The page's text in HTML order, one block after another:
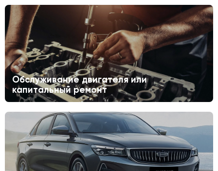
Обслуживание двигателя или
капитальный ремонт